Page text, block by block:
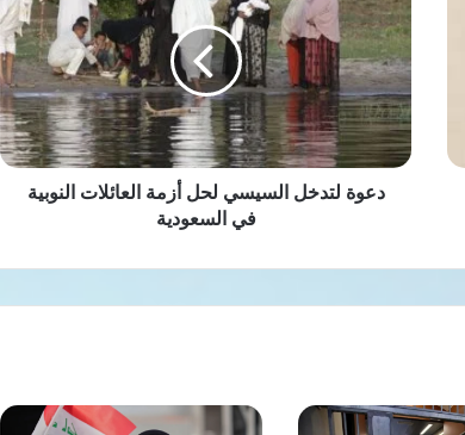
السيسي
لحل
أزمة
العائلات
النوبية
في
السعودية
دعوة لتدخل السيسي لحل أزمة العائلات النوبية
في السعودية